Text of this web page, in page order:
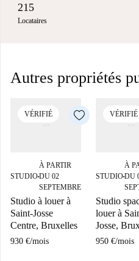
215
Locataires
Autres propriétés
VÉRIFIÉ
STUDIO■
À PARTIR
DU 02
SEPTEMBRE
Studio à louer à
Saint-Josse
Centre, Bruxelles
930 €/mois
VÉRIFIÉ
STUDIO■
À
DU
Studio
louer à
Josse,
950 €/mois